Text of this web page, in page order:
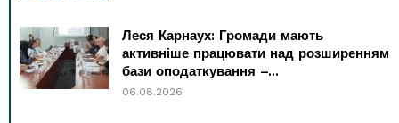
Леся Карнаух: Громади мають
активніше працювати над розширенням
бази оподаткування –...
06.08.2026